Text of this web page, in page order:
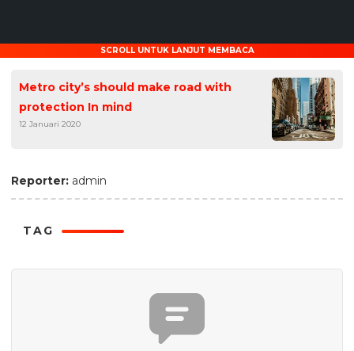
SCROLL UNTUK LANJUT MEMBACA
Metro city’s should make road with
protection In mind
12 Januari 2020
Reporter: admin
TAG